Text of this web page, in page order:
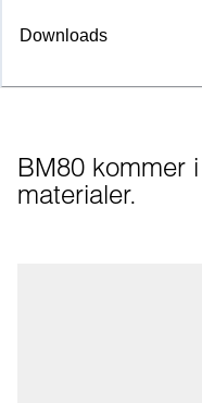
Downloads
BM80 kommer
materialer.